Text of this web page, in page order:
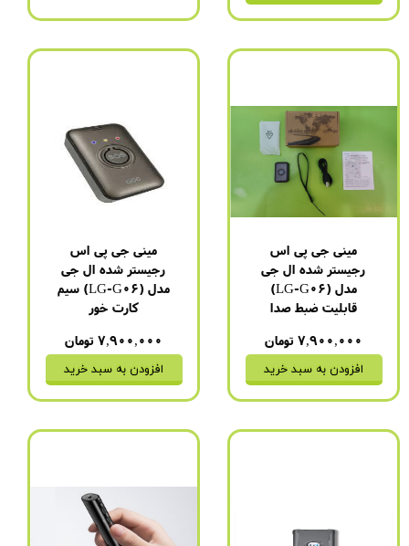
مینی جی پی اس
رجیستر شده ال جی
مدل (LG-G06)
قابلیت ضبط صدا
۷,۹۰۰,۰۰۰ تومان
افزودن به سبد خرید
مینی جی پی اس
رجیستر شده ال جی
مدل (LG-G06) سیم
کارت خور
۷,۹۰۰,۰۰۰ تومان
افزودن به سبد خرید